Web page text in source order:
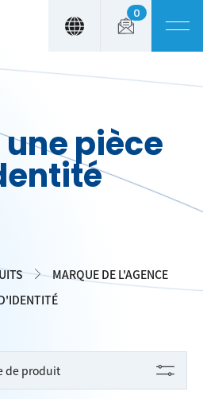
0
pièce
MARQUE DE L'AGENCE
de produit